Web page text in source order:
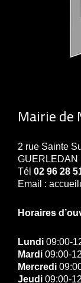
Mairie de
2 rue Sainte
GUERLEDAN
Tél 02 96 28
Email :
Horaires
Lundi 09:00-
Mardi 09:00-
Mercredi
Jeudi 09:00-